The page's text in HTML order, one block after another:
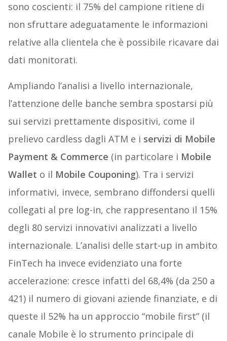
sono coscienti: il 75% del campione ritiene di
non sfruttare adeguatamente le informazioni
relative alla clientela che è possibile ricavare dai
dati monitorati.
Ampliando l’analisi a livello internazionale,
l’attenzione delle banche sembra spostarsi più
sui servizi prettamente dispositivi, come il
prelievo cardless dagli ATM e i servizi di Mobile
Payment & Commerce (in particolare i Mobile
Wallet o il Mobile Couponing). Tra i servizi
informativi, invece, sembrano diffondersi quelli
collegati al pre log-in, che rappresentano il 15%
degli 80 servizi innovativi analizzati a livello
internazionale. L’analisi delle start-up in ambito
FinTech ha invece evidenziato una forte
accelerazione: cresce infatti del 68,4% (da 250 a
421) il numero di giovani aziende finanziate, e di
queste il 52% ha un approccio “mobile first” (il
canale Mobile è lo strumento principale di